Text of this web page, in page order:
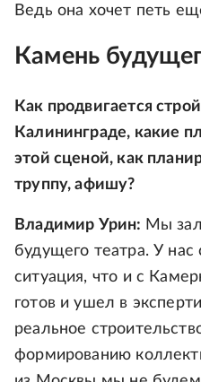
Ведь она хочет петь
Камень
Как продвигается
Калининграде, какие
этой сценой, как
труппу, афишу?
Владимир Урин: Мы
будущего театра. У
ситуация, что и с
готов и ушел в
реальное
формированию